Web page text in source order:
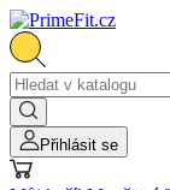
Přihlásit se